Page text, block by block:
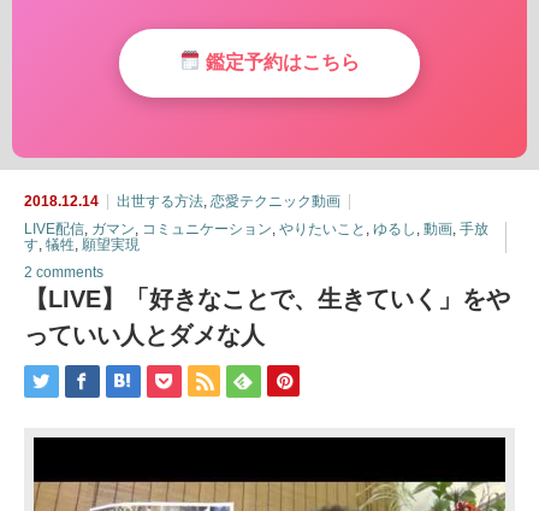
鑑定予約はこちら
2018.12.14 出世する方法 恋愛テクニック動画
LIVE配信 ガマン コミュニケーション やりたいこと ゆるし 動画 手放
す 犠牲 願望実現
2 comments
【LIVE】「好きなことで、生きていく」をや
っていい人とダメな人